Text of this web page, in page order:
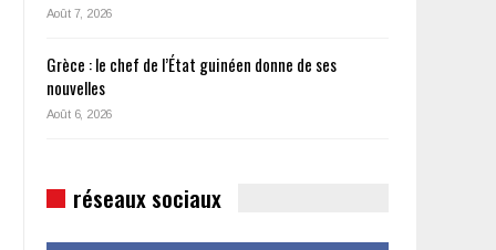
Août 7, 2026
Grèce : le chef de l’État guinéen donne de ses
nouvelles
Août 6, 2026
réseaux sociaux